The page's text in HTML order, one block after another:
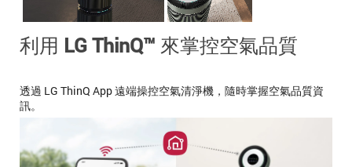
利用 LG ThinQ™ 來掌控空氣品質
透過 LG ThinQ App 遠端操控空氣清淨機，隨時掌握空氣品質資
訊。